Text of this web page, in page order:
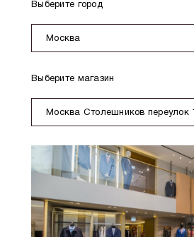
Выберите город
Москва
Выберите магазин
Москва Столешников переулок